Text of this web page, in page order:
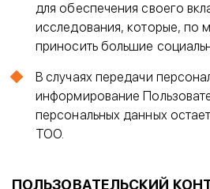
для обеспечения своего
исследования, которые, по
приносить большие
В случаях передачи
информирование
персональных данных
ТОО.
ПОЛЬЗОВАТЕЛЬСКИЙ